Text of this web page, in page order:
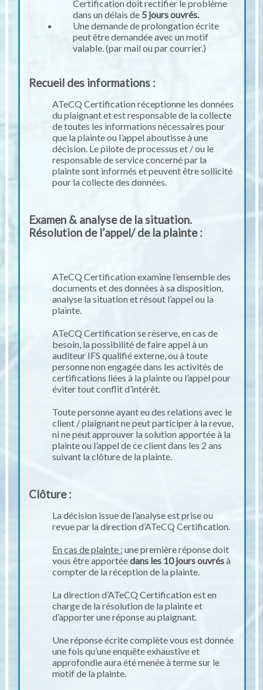
Certification doit rectifier le problème
dans un délais de 5 jours ouvrés.
Une demande de prolongation écrite
peut être demandée avec un motif
valable. (par mail ou par courrier.)
Recueil des informations :
ATeCQ Certification réceptionne les données
du plaignant et est responsable de la collecte
de toutes les informations nécessaires pour
que la plainte ou l’appel aboutisse à une
décision. Le pilote de processus et / ou le
responsable de service concerné par la
plainte sont informés et peuvent être sollicité
pour la collecte des données.
Examen & analyse de la situation.
Résolution de l’appel/ de la plainte :
ATeCQ Certification examine l’ensemble des
documents et des données à sa disposition,
analyse la situation et résout l’appel ou la
plainte.
ATeCQ Certification se réserve, en cas de
besoin, la possibilité de faire appel à un
auditeur IFS qualifié externe, ou à toute
personne non engagée dans les activités de
certifications liées à la plainte ou l’appel pour
éviter tout conflit d’intérêt.
Toute personne ayant eu des relations avec le
client / plaignant ne peut participer à la revue,
ni ne peut approuver la solution apportée à la
plainte ou l’appel de ce client dans les 2 ans
suivant la clôture de la plainte.
Clôture :
La décision issue de l’analyse est prise ou
revue par la direction d’ATeCQ Certification.
En cas de plainte : une première réponse doit
vous être apportéedans les 10 jours ouvrésà
compter de la réception de la plainte.
La direction d’ATeCQ Certification est en
charge de la résolution de la plainte et
d’apporter une réponse au plaignant.
Une réponse écrite complète vous est donnée
une fois qu’une enquête exhaustive et
approfondie aura été menée à terme sur le
motif de la plainte.